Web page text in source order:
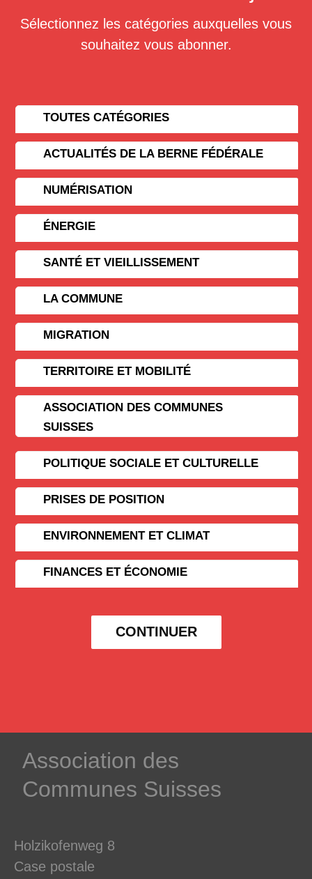
Sélectionnez les catégories auxquelles vous
souhaitez vous abonner.
TOUTES CATÉGORIES
ACTUALITÉS DE LA BERNE FÉDÉRALE
NUMÉRISATION
ÉNERGIE
SANTÉ ET VIEILLISSEMENT
LA COMMUNE
MIGRATION
TERRITOIRE ET MOBILITÉ
ASSOCIATION DES COMMUNES
SUISSES
POLITIQUE SOCIALE ET CULTURELLE
PRISES DE POSITION
ENVIRONNEMENT ET CLIMAT
FINANCES ET ÉCONOMIE
CONTINUER
­Association des­
Communes ­Suisses
Holzikofenweg 8
Case postale